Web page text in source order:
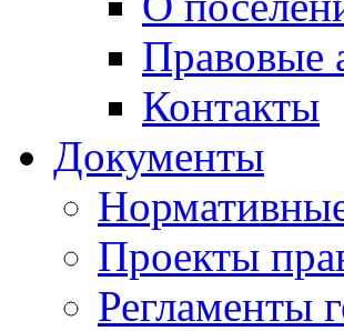
Правовые
Контакты
Документы
Проекты
Регламенты